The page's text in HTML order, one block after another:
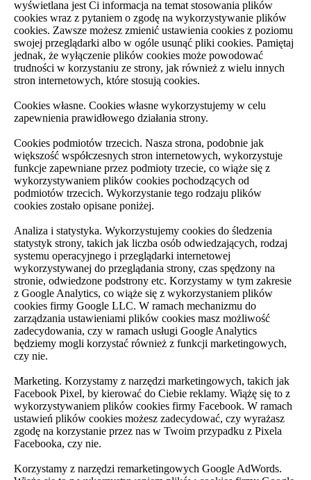
wyświetlana jest Ci informacja na temat stosowania plików
cookies wraz z pytaniem o zgodę na wykorzystywanie plików
cookies. Zawsze możesz zmienić ustawienia cookies z poziomu
swojej przeglądarki albo w ogóle usunąć pliki cookies. Pamiętaj
jednak, że wyłączenie plików cookies może powodować
trudności w korzystaniu ze strony, jak również z wielu innych
stron internetowych, które stosują cookies.
Cookies własne. Cookies własne wykorzystujemy w celu
zapewnienia prawidłowego działania strony.
Cookies podmiotów trzecich. Nasza strona, podobnie jak
większość współczesnych stron internetowych, wykorzystuje
funkcje zapewniane przez podmioty trzecie, co wiąże się z
wykorzystywaniem plików cookies pochodzących od
podmiotów trzecich. Wykorzystanie tego rodzaju plików
cookies zostało opisane poniżej.
Analiza i statystyka. Wykorzystujemy cookies do śledzenia
statystyk strony, takich jak liczba osób odwiedzających, rodzaj
systemu operacyjnego i przeglądarki internetowej
wykorzystywanej do przeglądania strony, czas spędzony na
stronie, odwiedzone podstrony etc. Korzystamy w tym zakresie
z Google Analytics, co wiąże się z wykorzystaniem plików
cookies firmy Google LLC. W ramach mechanizmu do
zarządzania ustawieniami plików cookies masz możliwość
zadecydowania, czy w ramach usługi Google Analytics
będziemy mogli korzystać również z funkcji marketingowych,
czy nie.
Marketing. Korzystamy z narzędzi marketingowych, takich jak
Facebook Pixel, by kierować do Ciebie reklamy. Wiążę się to z
wykorzystywaniem plików cookies firmy Facebook. W ramach
ustawień plików cookies możesz zadecydować, czy wyrażasz
zgodę na korzystanie przez nas w Twoim przypadku z Pixela
Facebooka, czy nie.
Korzystamy z narzędzi remarketingowych Google AdWords.